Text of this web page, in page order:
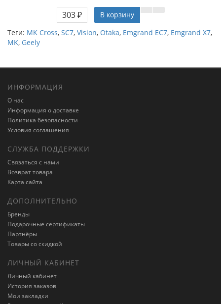
303 ₽
В корзину
Теги: MK Cross, SC7, Vision, Otaka, Emgrand EC7, Emgrand X7,
MK, Geely
ИНФОРМАЦИЯ
О нас
Информация о доставке
Политика безопасности
Условия соглашения
СЛУЖБА ПОДДЕРЖКИ
Связаться с нами
Возврат товара
Карта сайта
ДОПОЛНИТЕЛЬНО
Бренды
Подарочные сертификаты
Партнёры
Товары со скидкой
ЛИЧНЫЙ КАБИНЕТ
Личный кабинет
История заказов
Мои закладки